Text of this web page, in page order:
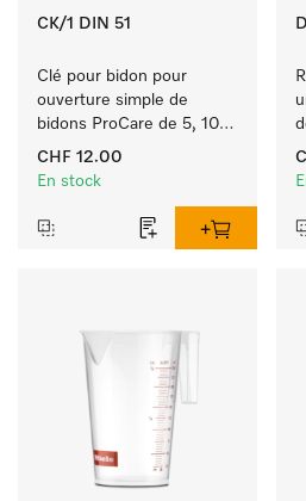
CK/1 DIN 51
Clé pour bidon pour
ouverture simple de
bidons ProCare de 5, 10
et 20 l.
CHF 12.00
En stock